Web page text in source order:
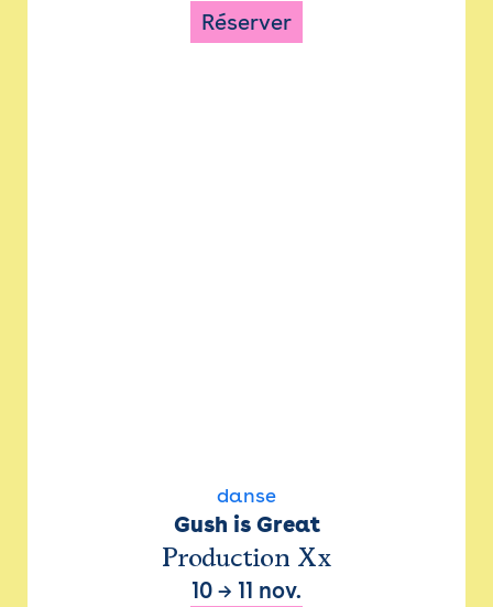
Réserver
danse
Gush is Great
Production Xx
10 → 11 nov.